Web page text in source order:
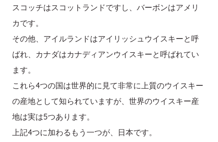
スコッチはスコットランドですし、バーボンはアメリ
カです。
その他、アイルランドはアイリッシュウイスキーと呼
ばれ、カナダはカナディアンウイスキーと呼ばれてい
ます。
これら4つの国は世界的に見て非常に上質のウイスキー
の産地として知られていますが、世界のウイスキー産
地は実は5つあります。
上記4つに加わるもう一つが、日本です。